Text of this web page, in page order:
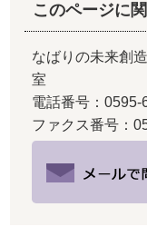
このページに
なばりの未来創
室
電話番号：0595-
ファクス番号：